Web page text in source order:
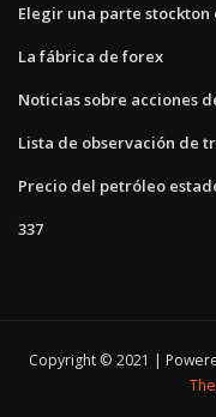
Elegir una parte stockton
La fábrica de forex
Noticias sobre acciones
Lista de observación de
Precio del petróleo
337
Copyright © 2021 |